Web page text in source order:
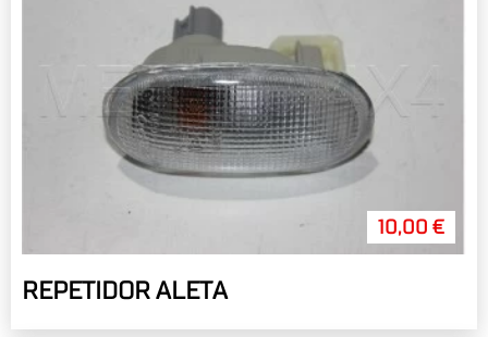
10,00 €
REPETIDOR ALETA